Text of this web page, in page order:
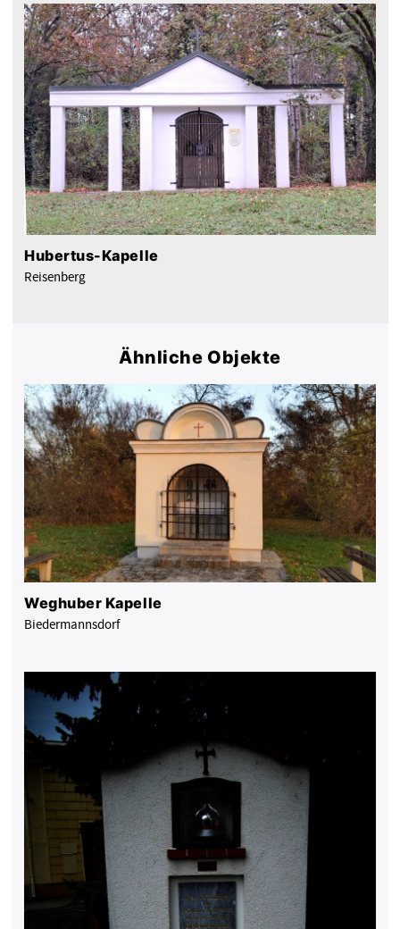
Hubertus-Kapelle
Reisenberg
Ähnliche Objekte
Weghuber Kapelle
Biedermannsdorf